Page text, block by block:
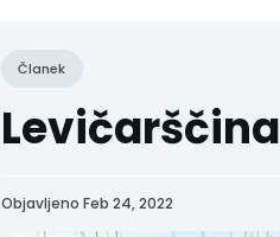
Članek
Levičarščina
Objavljeno Feb 24, 2022